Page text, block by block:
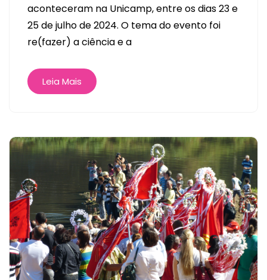
aconteceram na Unicamp, entre os dias 23 e
25 de julho de 2024. O tema do evento foi
re(fazer) a ciência e a
Leia Mais